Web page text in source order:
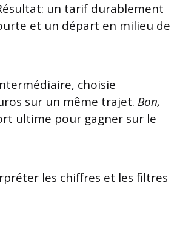
un tarif durablement
et un départ en milieu de
choisie
sur un même trajet. Bon,
ultime pour gagner sur le
les chiffres et les filtres